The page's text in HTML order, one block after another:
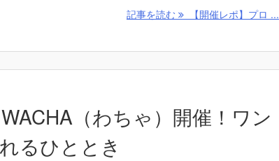
記事を読む 【開催レポ】プロ ...
（わちゃ）開催！ワン
るひととき